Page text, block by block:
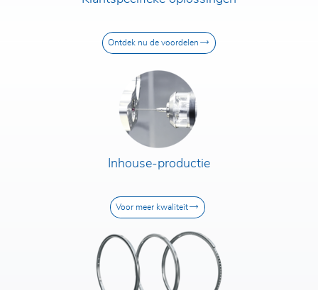
Telefoon*
Postcode / Plaats
Straat en huisnummer
het contactformulier in te dienen,
ga ik akkoord met een overdracht
GmbH en een contact via hen.
Ontdek nu de voordelen
Inhouse-productie
Voor meer kwaliteit